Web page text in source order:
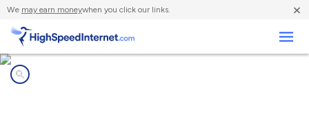
We may earn moneywhen you click our links. ×